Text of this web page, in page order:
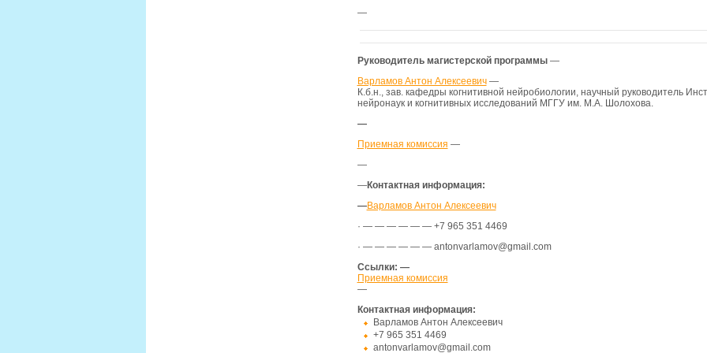
—
Руководитель магистерской программы—
Варламов Антон Алексеевич—
К.б.н., зав. кафедры когнитивной нейробиологии, научный руководитель
нейронаук и когнитивных исследований МГГУ им. М.А. Шолохова.
—
Приемная комиссия —
—
—Контактная информация:
—Варламов Антон Алексеевич
· — — — — — — +7 965 351 4469
· — — — — — — antonvarlamov@gmail.com
Ссылки: —
Приемная комиссия
—
Контактная информация:
Варламов Антон Алексеевич
+7 965 351 4469
antonvarlamov@gmail.com